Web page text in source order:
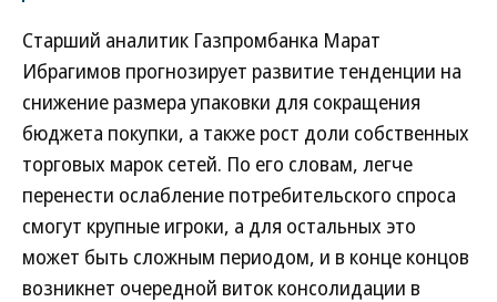
Старший аналитик Газпромбанка Марат
Ибрагимов прогнозирует развитие тенденции на
снижение размера упаковки для сокращения
бюджета покупки, а также рост доли собственных
торговых марок сетей. По его словам, легче
перенести ослабление потребительского спроса
смогут крупные игроки, а для остальных это
может быть сложным периодом, и в конце концов
возникнет очередной виток консолидации в